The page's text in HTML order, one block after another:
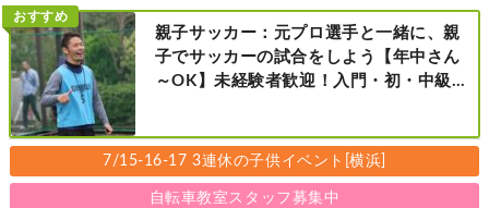
店・町田店・マルイファミリー溝口店］
おすすめ
親子サッカー：元プロ選手と一緒に、親
子でサッカーの試合をしよう【年中さん
～OK】未経験者歓迎！入門・初・中級の
7/15-16-17 3連休の子供イベント[横浜]
自転車教室スタッフ募集中